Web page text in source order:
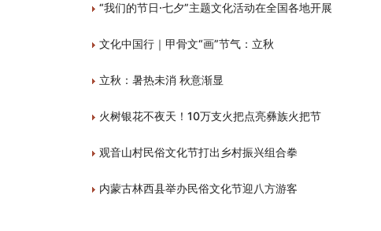
“我们的节日·七夕”主题文化活动在全国各地开展
文化中国行｜甲骨文“画”节气：立秋
立秋：暑热未消 秋意渐显
火树银花不夜天！10万支火把点亮彝族火把节
观音山村民俗文化节打出乡村振兴组合拳
内蒙古林西县举办民俗文化节迎八方游客